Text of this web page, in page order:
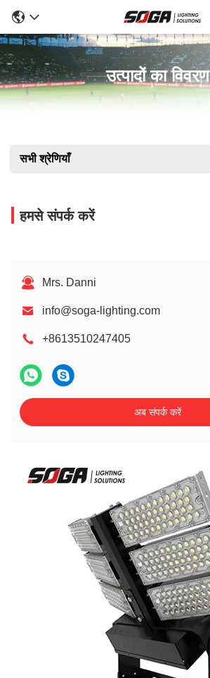
उत्पादों का विवरण
सभी श्रेणियाँ
हमसे संपर्क करें
Mrs. Danni
info@soga-lighting.com
+8613510247405
अब संपर्क करें